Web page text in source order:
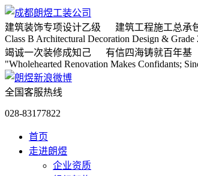
建筑装饰专项设计乙级 建筑工程施工总承
Class B Architectural Decoration Design &
竭诚一次装修成知己 有信四海铸就百年基
"Wholehearted Renovation Makes Confidants;
全国客服热线
028-83177822
首页
走进朗煜
企业资质